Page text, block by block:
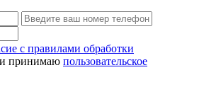
с правилами обработки
принимаю пользовательское